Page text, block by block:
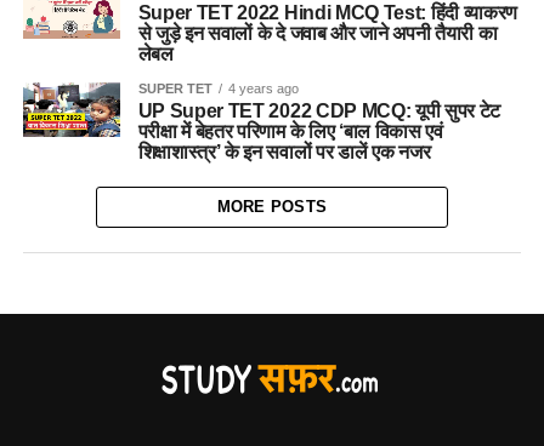
Super TET 2022 Hindi MCQ Test: हिंदी व्याकरण
से जुड़े इन सवालों के दे जवाब और जाने अपनी तैयारी का
लेबल
SUPER TET 4 years ago
UP Super TET 2022 CDP MCQ: यूपी सुपर टेट
परीक्षा में बेहतर परिणाम के लिए ‘बाल विकास एवं
शिक्षाशास्त्र’ के इन सवालों पर डालें एक नजर
MORE POSTS